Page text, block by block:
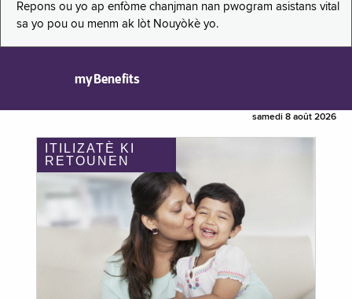
Repons ou yo ap enfòme chanjman nan pwogram asistans vital
sa yo pou ou menm ak lòt Nouyòkè yo.
myBenefits
samedi 8 août 2026
ITILIZATÈ KI
RETOUNEN